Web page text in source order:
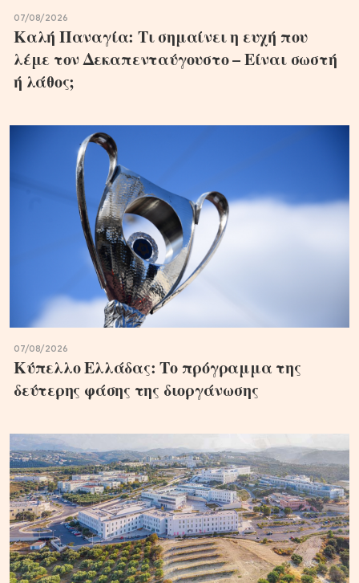
07/08/2026
Καλή Παναγία: Τι σημαίνει η ευχή που
λέμε τον Δεκαπενταύγουστο – Είναι σωστή
ή λάθος;
07/08/2026
Κύπελλο Ελλάδας: Το πρόγραμμα της
δεύτερης φάσης της διοργάνωσης